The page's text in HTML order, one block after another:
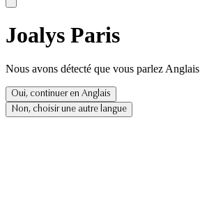
Joalys Paris
Nous avons détecté que vous parlez Anglais
Oui, continuer en Anglais
Non, choisir une autre langue